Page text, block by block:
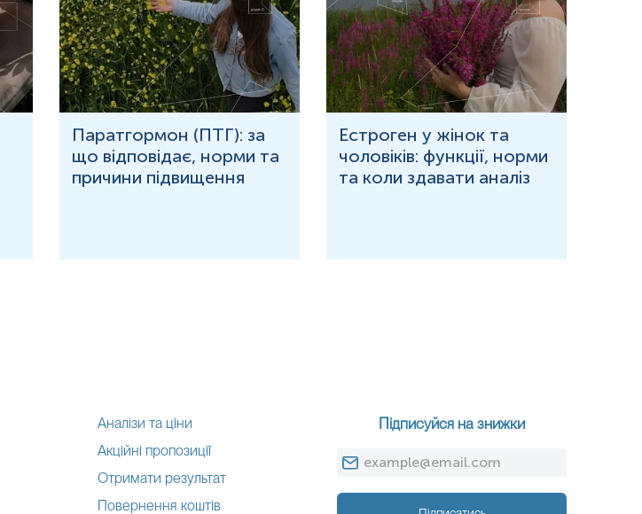
Паратгормон (ПТГ): за
що відповідає, норми та
причини підвищення
Естроген у жінок та
чоловіків: функції, норми
та коли здавати аналіз
Аналізи та ціни
Акційні пропозиції
Отримати результат
Повернення коштів
Підписуйся на знижки